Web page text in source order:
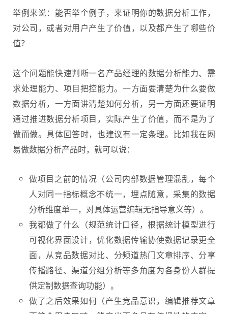
举例来说：能否举个例子，来证明你的数据分析工作，
对公司，或者对用户产生了价值，以及都产生了哪些价
值？
这个问题能快速判断一名产品经理的数据分析能力、需
求处理能力、项目把控能力。一方面要清楚为什么要做
数据分析，一方面讲清楚如何分析，另一方面还要证明
通过推进数据分析项目，实际产生了价值，而不是为了
做而做。具体回答时，也建议有一定条理。比如我在网
易做数据分析产品时，就可以说：
做项目之前的情况（公司内部数据管理混乱，每个
人对同一指标概念不统一，埋点随意，采集的数据
分析维度单一，对具体运营编辑无指导意义等）。
我都做了什么（规范统计口径，根据统计模型进行
可视化界面设计，优化数据传输协使数据记录更全
面，从竞品数据对比、分频道热门文章排序、分享
传播路径、渠道分组分析等多角度为各身份人群提
供定制数据查询功能）。
做了之后效果如何（产生竞品意识，编辑推荐文章